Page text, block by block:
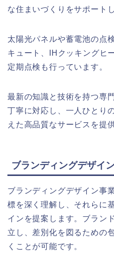
な住まいづくりをサポート
太陽光パネルや蓄電池の点
キュート、IHクッキングヒ
定期点検も行っています。
最新の知識と技術を持つ専
丁寧に対応し、一人ひとり
えた高品質なサービスを提
ブランディングデザイ
ブランディングデザイン事
標を深く理解し、それらに
インを提案します。ブラン
立し、差別化を図るための
くことが可能です。